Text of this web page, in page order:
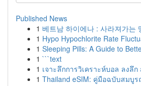
Published News
1 베트남 하이에나 : 사라져가는
1 Hypo Hypochlorite Rate
1 Sleeping Pills: A Guide to
1 ```text
1 เจาะลึกการวิเคราะห์บอล ลงลึ
1 Thailand eSIM: คู่มือฉบับสมบู